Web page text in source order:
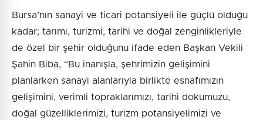
Bursa’nın sanayi ve ticari potansiyeli ile güçlü olduğu
kadar; tarımı, turizmi, tarihi ve doğal zenginlikleriyle
de özel bir şehir olduğunu ifade eden Başkan Vekili
Şahin Biba, “Bu inanışla, şehrimizin gelişimini
planlarken sanayi alanlarıyla birlikte esnafımızın
gelişimini, verimli topraklarımızı, tarihi dokumuzu,
doğal güzelliklerimizi, turizm potansiyelimizi ve